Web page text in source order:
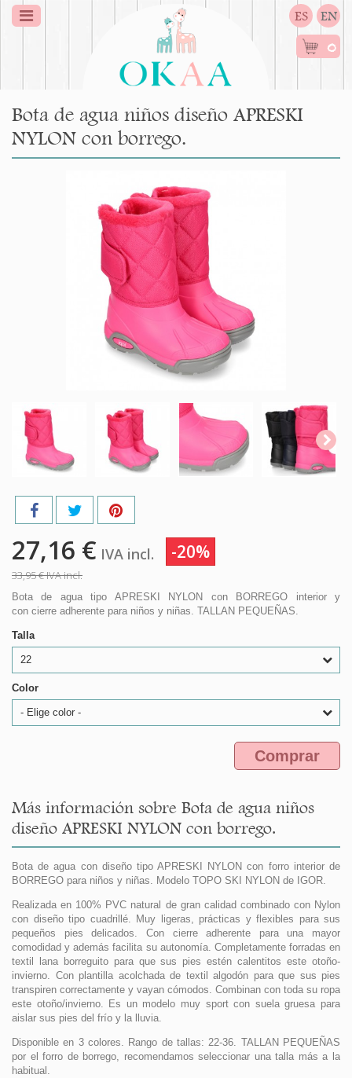
ES EN
0
Bota de agua niños diseño APRESKI
NYLON con borrego.
27,16 € IVA incl. -20%
33,95 €IVA incl.
Bota de agua tipo APRESKI NYLON con BORREGO interior y
con cierre adherente para niños y niñas. TALLAN PEQUEÑAS.
Talla
22
Color
- Elige color -
Comprar
Más información sobre Bota de agua niños
diseño APRESKI NYLON con borrego.
Bota de agua con diseño tipo APRESKI NYLON con forro interior de
BORREGO para niños y niñas. Modelo TOPO SKI NYLON de IGOR.
Realizada en 100% PVC natural de gran calidad combinado con Nylon
con diseño tipo cuadrillé. Muy ligeras, prácticas y flexibles para sus
pequeños pies delicados. Con cierre adherente para una mayor
comodidad y además facilita su autonomía. Completamente forradas en
textil lana borreguito para que sus pies estén calentitos este otoño-
invierno. Con plantilla acolchada de textil algodón para que sus pies
transpiren correctamente y vayan cómodos. Combinan con toda su ropa
este otoño/invierno. Es un modelo muy sport con suela gruesa para
aislar sus pies del frío y la lluvia.
Disponible en 3 colores. Rango de tallas: 22-36. TALLAN PEQUEÑAS
por el forro de borrego, recomendamos seleccionar una talla más a la
habitual.